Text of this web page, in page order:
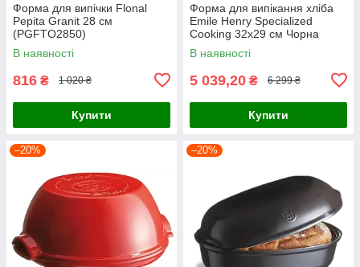
Форма для випічки Flonal
Pepita Granit 28 см
(PGFTO2850)
В наявності
816 ₴ 1 020 ₴
Купити
Форма для випікання хліба
Emile Henry Specialized
Cooking 32х29 см Чорна
(795507)
В наявності
5 039,20 ₴ 6 299 ₴
Купити
–20% –20%